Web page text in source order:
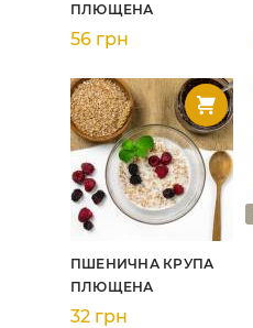
ПЛЮЩЕНА
56 грн
ПШЕНИЧНА КРУПА
ПЛЮЩЕНА
32 грн